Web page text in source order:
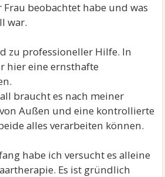
beobachtet habe und was
war.
zu professioneller Hilfe. In
hier eine ernsthafte
braucht es nach meiner
Außen und eine kontrollierte
alles verarbeiten können.
habe ich versucht es alleine
Es ist gründlich